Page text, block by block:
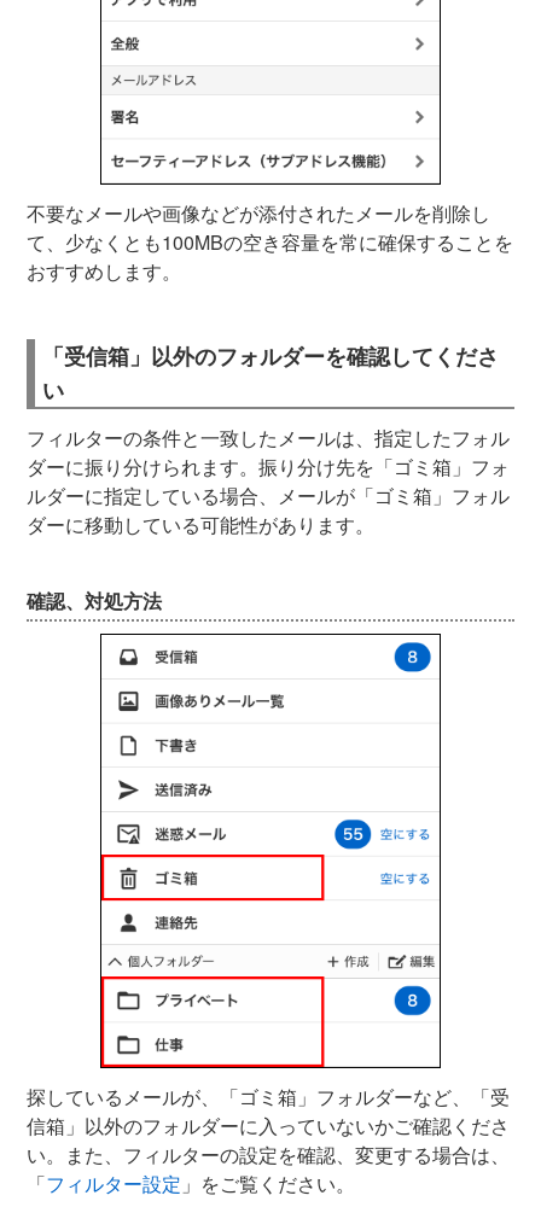
不要なメールや画像などが添付されたメールを削除し
て、少なくとも100MBの空き容量を常に確保することを
おすすめします。
「受信箱」以外のフォルダーを確認してくださ
い
フィルターの条件と一致したメールは、指定したフォル
ダーに振り分けられます。振り分け先を「ゴミ箱」フォ
ルダーに指定している場合、メールが「ゴミ箱」フォル
ダーに移動している可能性があります。
確認、対処方法
探しているメールが、「ゴミ箱」フォルダーなど、「受
信箱」以外のフォルダーに入っていないかご確認くださ
い。また、フィルターの設定を確認、変更する場合は、
「フィルター設定 」をご覧ください。